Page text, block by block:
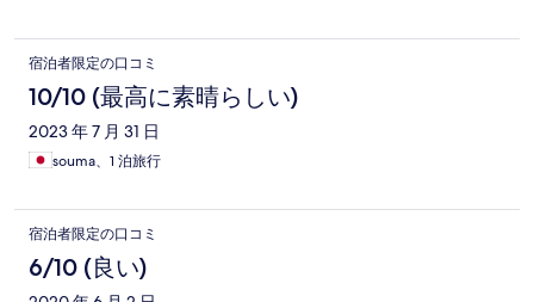
宿泊者限定の口コミ
10/10 (最高に素晴らしい)
2023 年 7 月 31 日
souma、1 泊旅行
宿泊者限定の口コミ
6/10 (良い)